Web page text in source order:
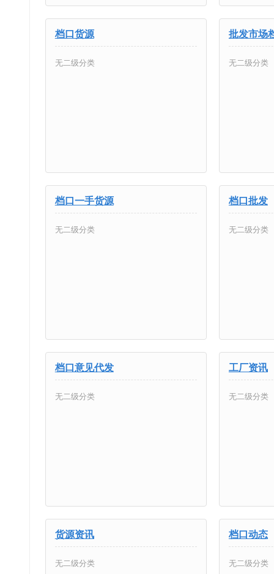
档口货源
无二级分类
批发市场
无二级分类
档口一手货源
无二级分类
档口批发
无二级分类
档口意见代发
无二级分类
工厂资讯
无二级分类
货源资讯
无二级分类
档口动态
无二级分类